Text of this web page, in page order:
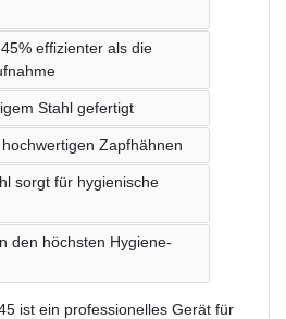
effizienter als die
Stahl gefertigt
Zapfhähnen
sorgt für hygienische
den höchsten Hygiene-
ist ein professionelles Gerät für